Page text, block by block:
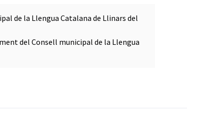
de la Llengua Catalana de Llinars del
del Consell municipal de la Llengua